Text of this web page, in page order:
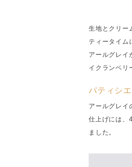
生地とクリー
ティータイム
アールグレイ
イクランベリ
パティシ
アールグレイ
仕上げには、
ました。